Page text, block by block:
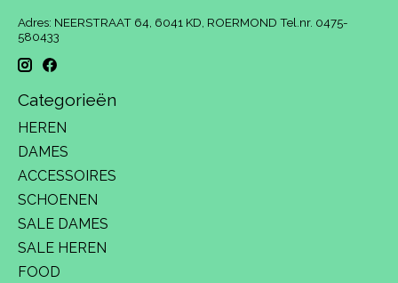
Adres: NEERSTRAAT 64, 6041 KD, ROERMOND Tel.nr. 0475-
580433
Categorieën
HEREN
DAMES
ACCESSOIRES
SCHOENEN
SALE DAMES
SALE HEREN
FOOD